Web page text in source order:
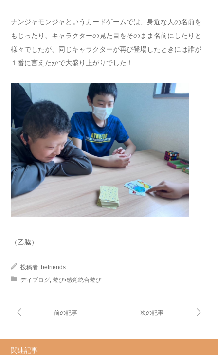
ナンジャモンジャというカードゲームでは、身近な人の名前を
もじったり、キャラクターの見た目をそのまま名前にしたりと
様々でしたが、同じキャラクターが再び登場したときには誰が
１番に言えたかで大盛り上がりでした！
（乙脇）
投稿者: befriends
デイブログ, 遊び•感覚統合遊び
関連記事